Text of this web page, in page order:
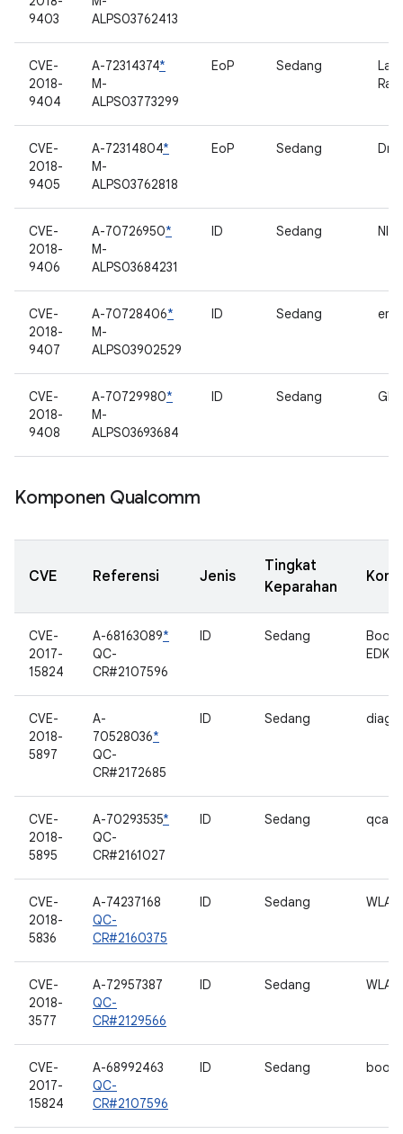
9403
ALPS03762413
CVE-
2018-
9404
A-72314374*
M-
ALPS03773299
EoP Sedang
CVE-
2018-
9405
A-72314804*
M-
ALPS03762818
EoP Sedang
CVE-
2018-
9406
A-70726950*
M-
ALPS03684231
ID Sedang
CVE-
2018-
9407
A-70728406*
M-
ALPS03902529
ID Sedang
CVE-
2018-
9408
A-70729980*
M-
ALPS03693684
ID Sedang GPS
Komponen Qualcomm
CVE Referensi Jenis
Tingkat
Keparahan
CVE-
2017-
15824
A-68163089*
QC-
CR#2107596
ID Sedang
EDK2
CVE-
2018-
5897
A-
70528036*
QC-
CR#2172685
ID Sedang diag
CVE-
2018-
5895
A-70293535*
QC-
CR#2161027
ID Sedang
CVE-
2018-
5836
A-74237168
QC-
CR#2160375
ID Sedang WLAN
CVE-
2018-
3577
A-72957387
QC-
CR#2129566
ID Sedang WLAN
CVE-
2017-
15824
A-68992463
QC-
CR#2107596
ID Sedang